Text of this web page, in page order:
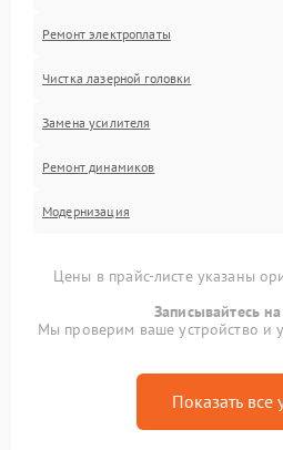
Ремонт электроплаты
Чистка лазерной головки
Замена усилителя
Ремонт динамиков
Модернизация
Цены в прайс-листе указаны
Записывайтесь
Мы проверим ваше устройство и
Показать все